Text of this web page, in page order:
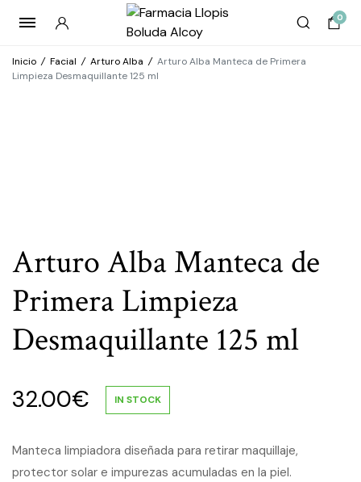
0
Inicio / Facial / Arturo Alba / Arturo Alba Manteca de Primera
Limpieza Desmaquillante 125 ml
Arturo Alba Manteca de
Primera Limpieza
Desmaquillante 125 ml
32.00€ IN STOCK
Manteca limpiadora diseñada para retirar maquillaje,
protector solar e impurezas acumuladas en la piel.